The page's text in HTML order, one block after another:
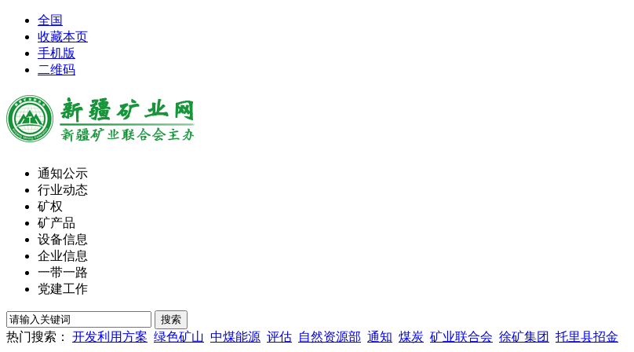
全国
收藏本页
手机版
二维码
通知公示
行业动态
矿权
矿产品
设备信息
企业信息
一带一路
党建工作
热门搜索： 开发利用方案 绿色矿山 中煤能源 评估 自然资源部 通知 煤炭 矿业联合会 徐矿集团 托里县招金